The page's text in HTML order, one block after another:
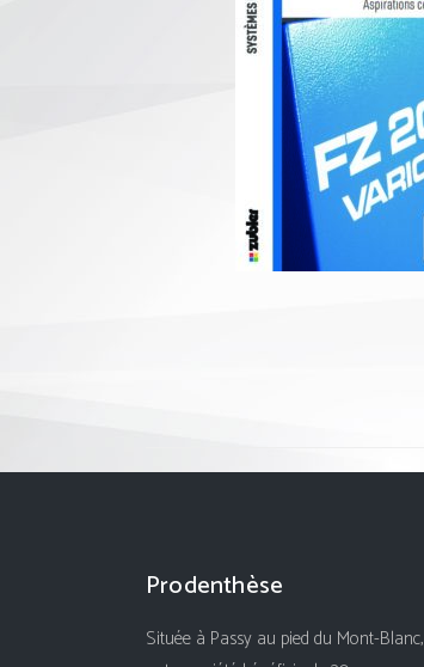
Prodenthèse
Située à Passy au pied du Mont-Blanc,